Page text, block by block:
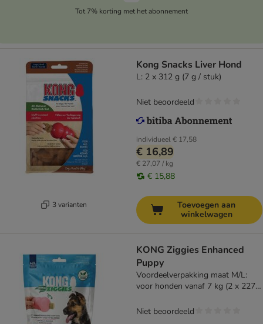
Tot 7% korting met het abonnement
3 varianten
Kong Snacks Liver Hond
L: 2 x 312 g (7 g / stuk)
individueel€ 17,58
€ 16,89
€ 27,07 / kg
€ 15,88
Niet beoordeeld
Toevoegen aan
winkelwagen
KONG Ziggies Enhanced
Puppy
Voordeelverpakking maat M/L:
voor honden vanaf 7 kg (2 x 227
Niet beoordeeld